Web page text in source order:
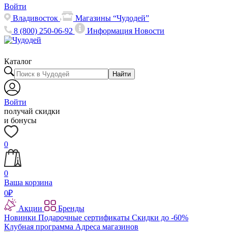
Войти
Владивосток
Магазины “Чудодей”
8 (800) 250-06-92
ИнформацияНовости
Каталог
Найти
Войти
получай скидки
и бонусы
0
0
Ваша корзина
0₽
Акции
Бренды
Новинки Подарочные сертификаты Скидки до -60%
Клубная программа Адреса магазинов